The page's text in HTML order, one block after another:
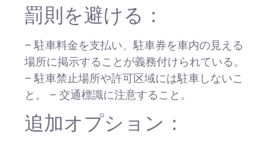
罰則を避ける：
– 駐車料金を支払い、駐車券を車内の見える
場所に掲示することが義務付けられている。
– 駐車禁止場所や許可区域には駐車しないこ
と。 – 交通標識に注意すること。
追加オプション：